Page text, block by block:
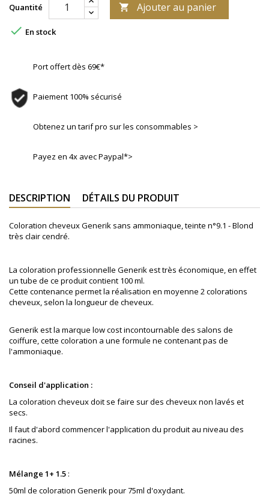
Quantité  Ajouter au panier
 En stock
Port offert dès 69€*
Paiement 100% sécurisé
Obtenez un tarif pro sur les consommables >
Payez en 4x avec Paypal*>
DESCRIPTION DÉTAILS DU PRODUIT
Coloration cheveux Generik sans ammoniaque, teinte n°9.1 - Blond
très clair cendré.
La coloration professionnelle Generik est très économique, en effet
un tube de ce produit contient 100 ml.
Cette contenance permet la réalisation en moyenne 2 colorations
cheveux, selon la longueur de cheveux.
Generik est la marque low cost incontournable des salons de
coiffure, cette coloration a une formule ne contenant pas de
l'ammoniaque.
Conseil d'application :
La coloration cheveux doit se faire sur des cheveux non lavés et
secs.
Il faut d'abord commencer l'application du produit au niveau des
racines.
Mélange 1+ 1.5 :
50ml de coloration Generik pour 75ml d'oxydant.